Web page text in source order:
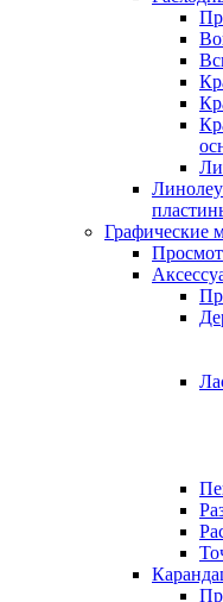
Графические